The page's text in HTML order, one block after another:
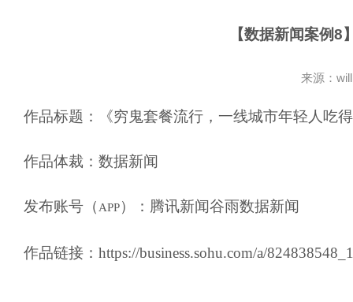
【数据新闻案例
来源：
作品标题： 《穷鬼套餐流行，一线城市年轻人吃
作品体裁： 数据新闻
发布账号（ APP）： 腾讯新闻谷雨数据新闻
作品链接： https://business.sohu.com/a/